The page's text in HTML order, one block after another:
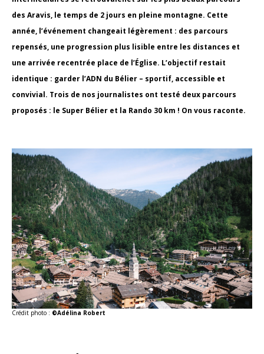
des Aravis, le temps de 2 jours en pleine montagne. Cette
année, l’événement changeait légèrement : des parcours
repensés, une progression plus lisible entre les distances et
une arrivée recentrée place de l’Église. L’objectif restait
identique : garder l’ADN du Bélier – sportif, accessible et
convivial. Trois de nos journalistes ont testé deux parcours
proposés : le Super Bélier et la Rando 30 km ! On vous raconte.
Crédit photo : ©Adélina Robert